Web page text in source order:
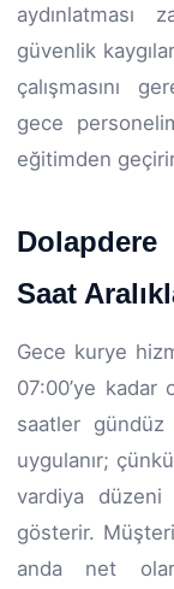
aydınlatması
güvenlik
çalışmasını
gece
eğitimden
Saat
Gece kurye
07:00’ye kadar
saatler gündüz
uygulanır;
vardiya düzeni
gösterir.
anda net